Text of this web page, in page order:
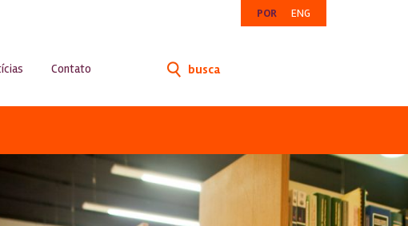
POR ENG
Contato busca